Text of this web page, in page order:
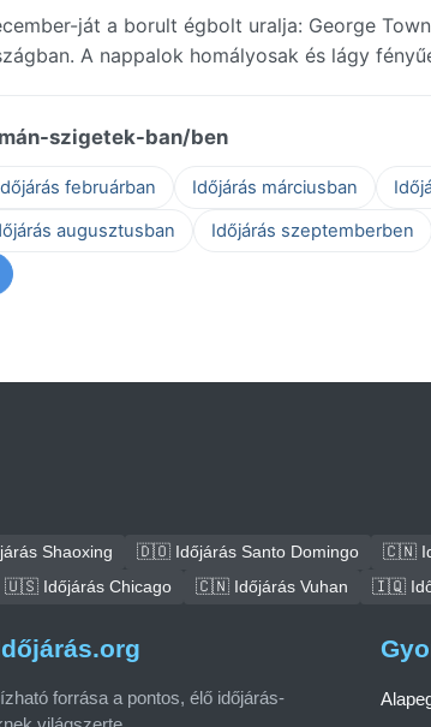
ját a borult égbolt uralja: George
A nappalok homályosak és lágy
szigetek-ban/ben
februárban Időjárás márciusban
augusztusban Időjárás szeptemberben
Shaoxing 🇩🇴 Időjárás Santo Domingo 🇨🇳
🇺🇸 Időjárás Chicago
🇨🇳 Időjárás Vuhan 🇮🇶
forrása a pontos, élő időjárás-